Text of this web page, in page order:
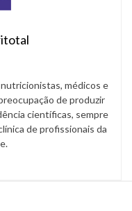
médicos e
de produzir
científicas, sempre
de profissionais da